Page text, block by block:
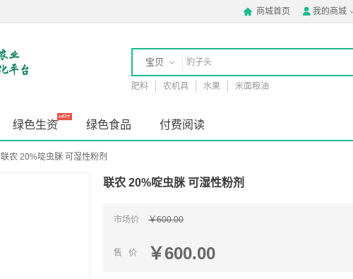
 商城首页  我的商城
宝贝
店铺
肥料 农机具 水果 米面粮油
绿色生资 绿色食品 付费阅读
联农 20%啶虫脒 可湿性粉剂
联农 20%啶虫脒 可湿性粉剂
市场价 ￥600.00
售 价 ￥600.00